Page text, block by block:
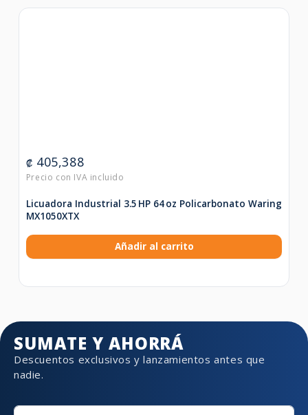
₡ 405,388
Licuadora Industrial 3.5 HP 64 oz Policarbonato Waring
MX1050XTX
Añadir al carrito
SUMATE Y AHORRÁ
Descuentos exclusivos y lanzamientos antes que
nadie.